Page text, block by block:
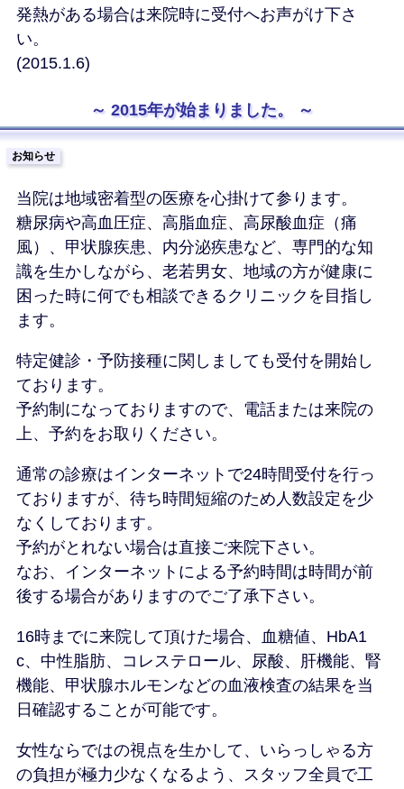
発熱がある場合は来院時に受付へお声がけ下さ
い。
(2015.1.6)
2015年が始まりました。
お知らせ
当院は地域密着型の医療を心掛けて参ります。
糖尿病や高血圧症、高脂血症、高尿酸血症（痛
風）、甲状腺疾患、内分泌疾患など、専門的な知
識を生かしながら、老若男女、地域の方が健康に
困った時に何でも相談できるクリニックを目指し
ます。
特定健診・予防接種に関しましても受付を開始し
ております。
予約制になっておりますので、電話または来院の
上、予約をお取りください。
通常の診療はインターネットで24時間受付を行っ
ておりますが、待ち時間短縮のため人数設定を少
なくしております。
予約がとれない場合は直接ご来院下さい。
なお、インターネットによる予約時間は時間が前
後する場合がありますのでご了承下さい。
16時までに来院して頂けた場合、血糖値、HbA1
c、中性脂肪、コレステロール、尿酸、肝機能、腎
機能、甲状腺ホルモンなどの血液検査の結果を当
日確認することが可能です。
女性ならではの視点を生かして、いらっしゃる方
の負担が極力少なくなるよう、スタッフ全員で工